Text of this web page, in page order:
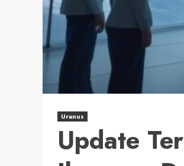
Uranus
Update